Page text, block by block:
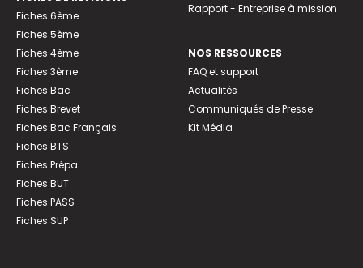
Fiches 6ème
Fiches 5ème
Fiches 4ème
Fiches 3ème
Fiches Bac
Fiches Brevet
Fiches Bac Français
Fiches BTS
Fiches Prépa
Fiches BUT
Fiches PASS
Fiches SUP
Rapport - Entreprise à mission
NOS RESSOURCES
FAQ et support
Actualités
Communiqués de Presse
Kit Média